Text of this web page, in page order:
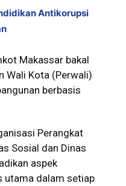
Antikorupsi
Makassar bakal
Wali Kota (Perwali)
berbasis
Perangkat
Sosial dan Dinas
aspek
utama dalam setiap